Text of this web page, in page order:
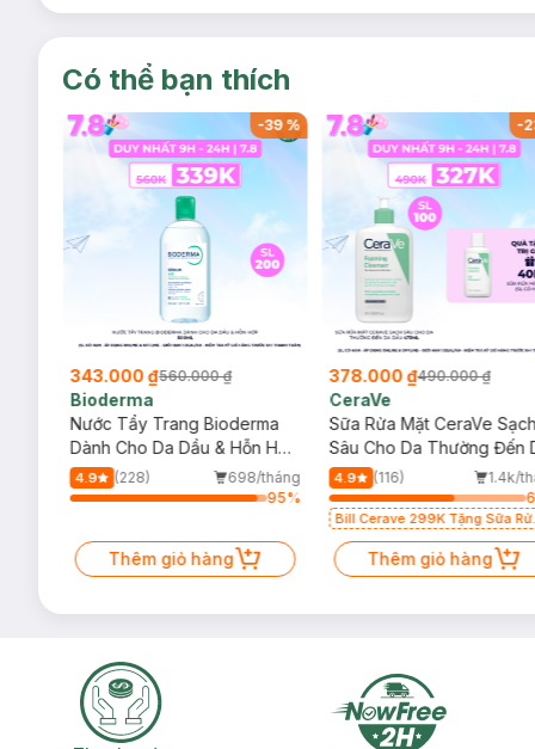
Có thể bạn thích
-39%
343.000 ₫560.000 ₫
Bioderma
Nước Tẩy Trang Bioderma
Dành Cho Da Dầu & Hỗn Hợp
500ml
4.9 (228)
698/tháng
95%
Thêm giỏ hàng
-
378.000 ₫490.000 ₫
CeraVe
Sữa Rửa Mặt CeraVe
Sâu Cho Da Thường Đến
Dầu 473ml
4.9 (116)
1.4k/
Bill Cerave 299K Tặng Sữa
Thêm giỏ hàng